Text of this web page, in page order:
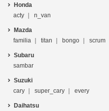
Honda
acty
n_van
Mazda
familia
titan bongo scrum
Subaru
sambar
Suzuki
cary
super_cary every
Daihatsu